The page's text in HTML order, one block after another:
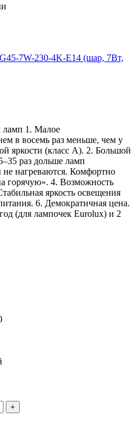
ламп 1. Малое
в восемь раз меньше, чем у
яркости (класс А). 2. Большой
раз дольше ламп
нагреваются. Комфортно
горячую». 4. Возможность
яркость освещения
6. Демократичная цена.
(для лампочек Eurolux) и 2
+